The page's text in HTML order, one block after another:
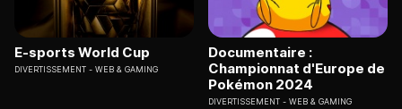
E-sports World Cup
DIVERTISSEMENT WEB & GAMING
Documentaire :
Championnat d'Europe de
Pokémon 2024
DIVERTISSEMENT WEB & GAMING